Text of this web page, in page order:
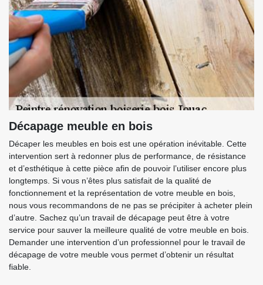
Décapage meuble en bois
Décaper les meubles en bois est une opération inévitable. Cette
intervention sert à redonner plus de performance, de résistance
et d’esthétique à cette pièce afin de pouvoir l’utiliser encore plus
longtemps. Si vous n’êtes plus satisfait de la qualité de
fonctionnement et la représentation de votre meuble en bois,
nous vous recommandons de ne pas se précipiter à acheter plein
d’autre. Sachez qu’un travail de décapage peut être à votre
service pour sauver la meilleure qualité de votre meuble en bois.
Demander une intervention d’un professionnel pour le travail de
décapage de votre meuble vous permet d’obtenir un résultat
fiable.